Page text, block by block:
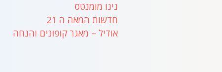
נינו מומנטס
חדשות המאה ה 21
אודיל – מאגר קופונים והנחה